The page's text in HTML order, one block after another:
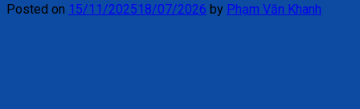
Posted on 15/11/202518/07/2026 by Phạm Văn Khanh